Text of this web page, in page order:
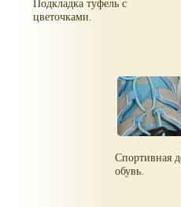
Подкладка туфель с
цветочками.
Спортивная
обувь.